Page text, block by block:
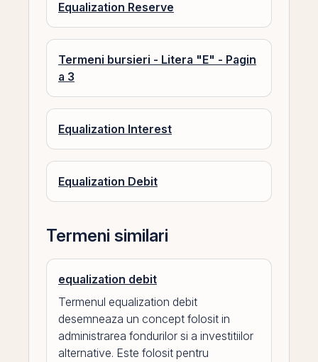
Equalization Reserve
Termeni bursieri - Litera "E" - Pagin
a 3
Equalization Interest
Equalization Debit
Termeni similari
equalization debit
Termenul equalization debit
desemneaza un concept folosit in
administrarea fondurilor si a investitiilor
alternative. Este folosit pentru